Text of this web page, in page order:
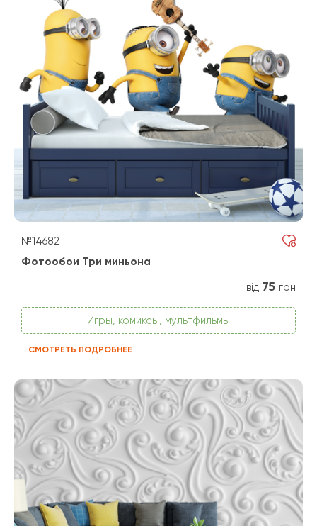
№14682
Фотообои Три миньона
від 75 грн
Игры, комиксы, мультфильмы
СМОТРЕТЬ ПОДРОБНЕЕ